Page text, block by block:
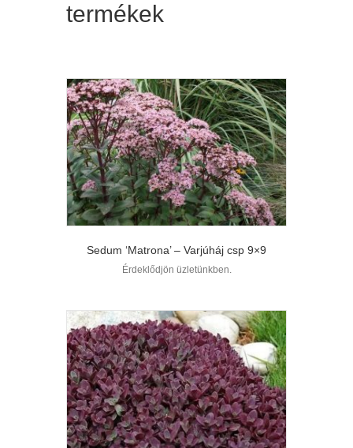
termékek
Sedum ‘Matrona’ – Varjúháj csp 9×9
Érdeklődjön üzletünkben.